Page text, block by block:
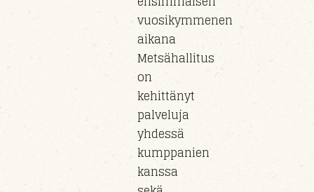
vuosikymmenen
aikana
Metsähallitus
on
kehittänyt
palveluja
yhdessä
kumppanien
kanssa